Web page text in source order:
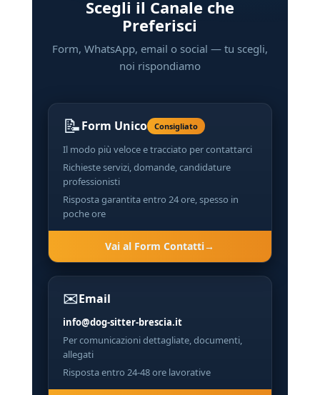
Scegli il Canale che
Preferisci
Form, WhatsApp, email o social — tu scegli,
noi rispondiamo
📝Form Unico Consigliato
Il modo più veloce e tracciato per contattarci
Richieste servizi, domande, candidature
professionisti
Risposta garantita entro 24 ore, spesso in
poche ore
Vai al Form Contatti
✉Email
info@dog-sitter-brescia.it
Per comunicazioni dettagliate, documenti,
allegati
Risposta entro 24-48 ore lavorative